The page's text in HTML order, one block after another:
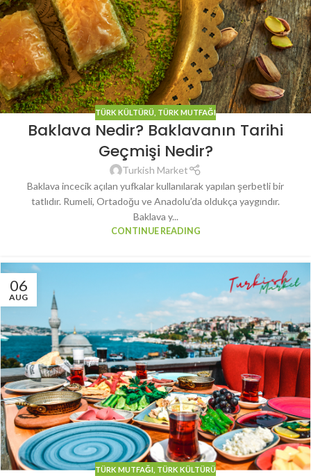
TÜRK KÜLTÜRÜ TÜRK MUTFAĞI
Baklava Nedir? Baklavanın Tarihi
Geçmişi Nedir?
Turkish Market
Baklava incecik açılan yufkalar kullanılarak yapılan şerbetli bir
tatlıdır. Rumeli, Ortadoğu ve Anadolu’da oldukça yaygındır.
Baklava y...
CONTINUE READING
06
AUG
TÜRK MUTFAĞI TÜRK KÜLTÜRÜ